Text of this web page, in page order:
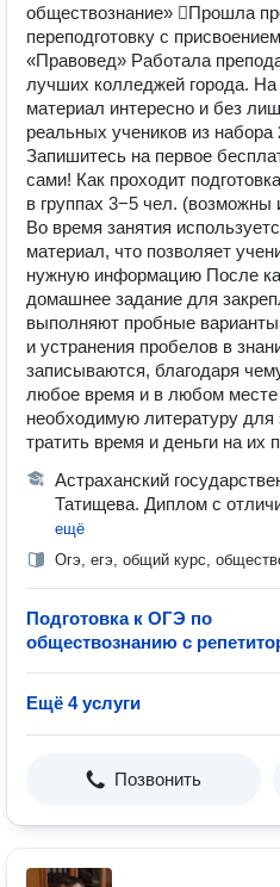
обществознаниe» ‍⚖Прошла
перепoдготoвку с
«Прaвовeд» Работала
лучших колледжей города.
материал интересно и без
реальных учеников из набора
Запишитесь на первое
сами! Как проходит
в группах 3−5 чел. (возможны
Во время занятия
материал, что позволяет
нужную информацию После
домашнее задание для
выполняют пробные
и устранения пробелов в
записываются, благодаря
любое время и в любом
необходимую литературу для
тратить время и деньги на их
Астраханский
Татищева. Диплом с
ещё
Огэ, егэ, общий курс,
Подготовка к ОГЭ по
обществознанию с
Ещё 4 услуги
Позвонить